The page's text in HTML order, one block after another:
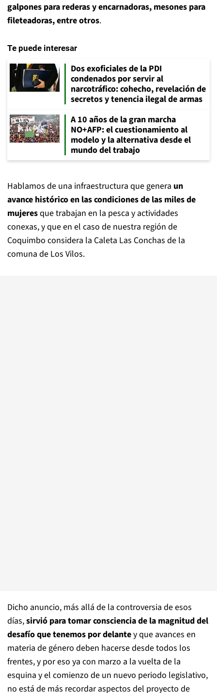
galpones para rederas y encarnadoras, mesones para
fileteadoras, entre otros.
Te puede interesar
Dos exoficiales de la PDI
condenados por servir al
narcotráfico: cohecho, revelación de
secretos y tenencia ilegal de armas
A 10 años de la gran marcha
NO+AFP: el cuestionamiento al
modelo y la alternativa desde el
mundo del trabajo
Hablamos de una infraestructura que genera un
avance histórico en las condiciones de las miles de
mujeresque trabajan en la pesca y actividades
conexas, y que en el caso de nuestra región de
Coquimbo considera la Caleta Las Conchas de la
comuna de Los Vilos.
Dicho anuncio, más allá de la controversia de esos
días,sirvió para tomar consciencia de la magnitud del
desafío que tenemos por delantey que avances en
materia de género deben hacerse desde todos los
frentes, y por eso ya con marzo a la vuelta de la
esquina y el comienzo de un nuevo periodo legislativo,
no está de más recordar aspectos del proyecto de